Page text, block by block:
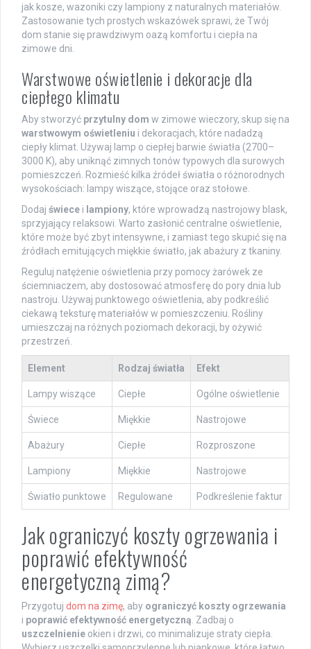
jak kosze, wazoniki czy lampiony z naturalnych materiałów.
Zastosowanie tych prostych wskazówek sprawi, że Twój
dom stanie się prawdziwym oazą komfortu i ciepła na
zimowe dni.
Warstwowe oświetlenie i dekoracje dla
ciepłego klimatu
Aby stworzyć przytulny dom w zimowe wieczory, skup się na
warstwowym oświetleniu i dekoracjach, które nadadzą
ciepły klimat. Używaj lamp o ciepłej barwie światła (2700–
3000 K), aby uniknąć zimnych tonów typowych dla surowych
pomieszczeń. Rozmieść kilka źródeł światła o różnorodnych
wysokościach: lampy wiszące, stojące oraz stołowe.
Dodaj świece i lampiony, które wprowadzą nastrojowy blask,
sprzyjający relaksowi. Warto zasłonić centralne oświetlenie,
które może być zbyt intensywne, i zamiast tego skupić się na
źródłach emitujących miękkie światło, jak abażury z tkaniny.
Reguluj natężenie oświetlenia przy pomocy żarówek ze
ściemniaczem, aby dostosować atmosferę do pory dnia lub
nastroju. Używaj punktowego oświetlenia, aby podkreślić
ciekawą teksturę materiałów w pomieszczeniu. Rośliny
umieszczaj na różnych poziomach dekoracji, by ożywić
przestrzeń.
Element Rodzaj światła Efekt
Lampy wiszące Ciepłe Ogólne oświetlenie
Świece Miękkie Nastrojowe
Abażury Ciepłe Rozproszone
Lampiony Miękkie Nastrojowe
Światło punktowe Regulowane Podkreślenie faktur
Jak ograniczyć koszty ogrzewania i
poprawić efektywność
energetyczną zimą?
Przygotuj dom na zimę, aby ograniczyć koszty ogrzewania
i poprawić efektywność energetyczną . Zadbaj o
uszczelnienie okien i drzwi, co minimalizuje straty ciepła.